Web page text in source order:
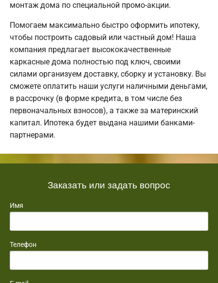
монтаж дома по специальной промо-акции.
Помогаем максимально быстро оформить ипотеку,
чтобы построить садовый или частный дом! Наша
компания предлагает высококачественные
каркасные дома полностью под ключ, своими
силами организуем доставку, сборку и установку. Вы
сможете оплатить наши услуги наличными деньгами,
в рассрочку (в форме кредита, в том числе без
первоначальных взносов), а также за материнский
капитал. Ипотека будет выдана нашими банками-
партнерами.
Заказать или задать вопрос
Имя
Телефон